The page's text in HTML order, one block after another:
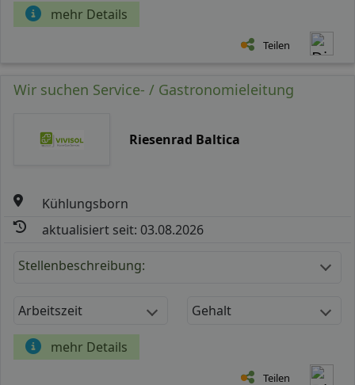
mehr Details
Teilen
Wir suchen Service- / Gastronomieleitung
Riesenrad Baltica
Kühlungsborn
aktualisiert seit: 03.08.2026
Stellenbeschreibung:
Arbeitszeit Gehalt
mehr Details
Teilen